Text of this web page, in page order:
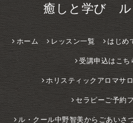
癒しと学び ル
ホーム レッスン一覧 はじめ
受講申込はこち
ホリスティックアロマサ
セラピーご予約
ル・クール中野智美からごあいさ